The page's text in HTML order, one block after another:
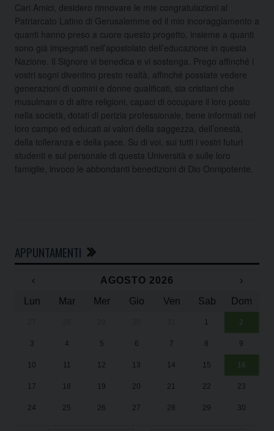
Cari Amici, desidero rinnovare le mie congratulazioni al
Patriarcato Latino di Gerusalemme ed il mio incoraggiamento a
quanti hanno preso a cuore questo progetto, insieme a quanti
sono già impegnati nell’apostolato dell’educazione in questa
Nazione. Il Signore vi benedica e vi sostenga. Prego affinché i
vostri sogni diventino presto realtà, affinché possiate vedere
generazioni di uomini e donne qualificati, sia cristiani che
musulmani o di altre religioni, capaci di occupare il loro posto
nella società, dotati di perizia professionale, bene informati nel
loro campo ed educati ai valori della saggezza, dell’onestà,
della tolleranza e della pace. Su di voi, sui tutti i vostri futuri
studenti e sul personale di questa Università e sulle loro
famiglie, invoco le abbondanti benedizioni di Dio Onnipotente.
APPUNTAMENTI
‹ AGOSTO 2026
›
Lun
Mar Mer Gio Ven Sab Dom
1 2
3 4 5 6 7 8 9
10 11 12 13 14 15 16
17 18 19 20 21 22 23
24 25 26 27 28 29 30